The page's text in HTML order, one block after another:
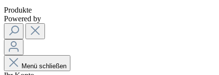
Produkte
Powered by
Menü schließen